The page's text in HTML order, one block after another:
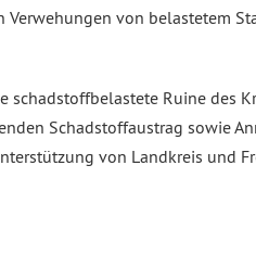
von belastetem
Ruine des
Schadstoffaustrag sowie
von Landkreis und